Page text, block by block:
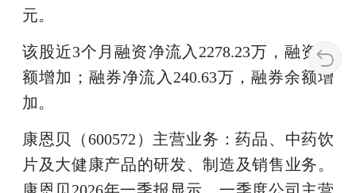
元。
该股近3个月融资净流入2278.23万，融资余
额增加；融券净流入240.63万，融券余额增
加。
康恩贝（600572）主营业务：药品、中药饮
片及大健康产品的研发、制造及销售业务。